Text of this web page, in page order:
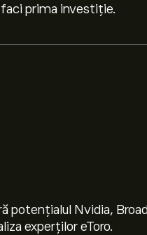
prima investiție.
potențialul Nvidia,
experților eToro.